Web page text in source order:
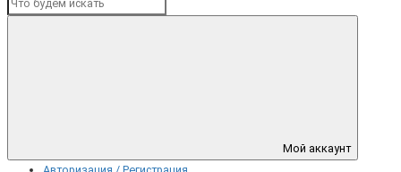
Мой аккаунт